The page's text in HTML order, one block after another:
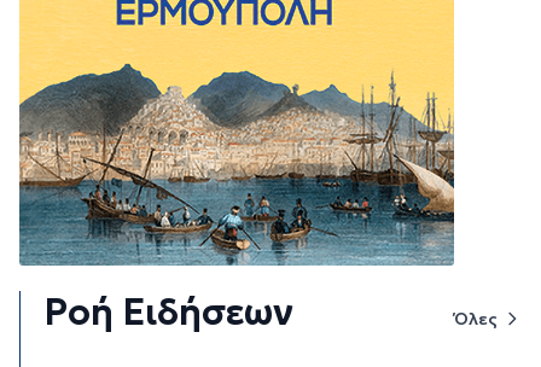
Ροή Ειδήσεων Όλες